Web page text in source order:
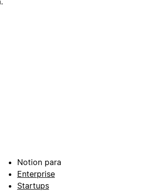
Notion para
Enterprise
Startups